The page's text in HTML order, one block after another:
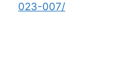
023-007/